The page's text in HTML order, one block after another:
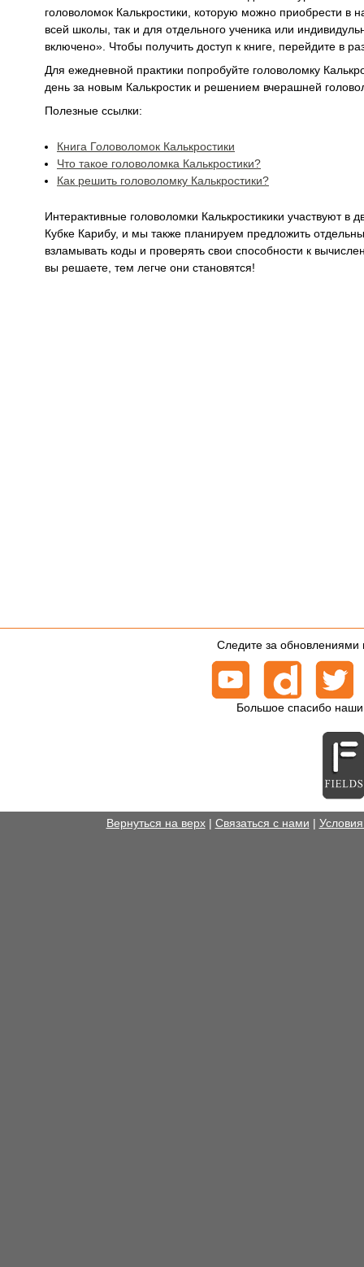
головоломок Калькростики, которую можно приобрести в
всей школы, так и для отдельного ученика или
включено». Чтобы получить доступ к книге, перейдите в
Для ежедневной практики попробуйте головоломку
день за новым Калькростик и решением вчерашней
Полезные ссылки:
Книга Головоломок Калькростики
Что такое головоломка Калькростики?
Как решить головоломку Калькростики?
Интерактивные головоломки Калькростикики участвуют
Кубке Карибу, и мы также планируем предложить
взламывать коды и проверять свои способности к
вы решаете, тем легче они становятся!
Следите за обновлениями
Большое спасибо
Вернуться на верх| Связаться с нами |